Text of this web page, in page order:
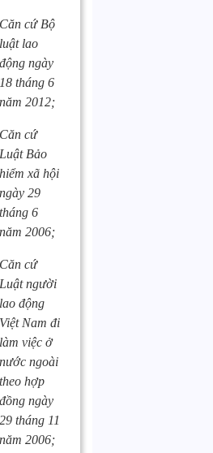
Căn cứ Bộ
luật lao
động ngày
18 tháng 6
năm 2012;
Căn cứ
Luật Bảo
hiểm xã hội
ngày 29
tháng 6
năm 2006;
Căn cứ
Luật người
lao động
Việt Nam đi
làm việc ở
nước ngoài
theo hợp
đồng ngày
29 tháng 11
năm 2006;